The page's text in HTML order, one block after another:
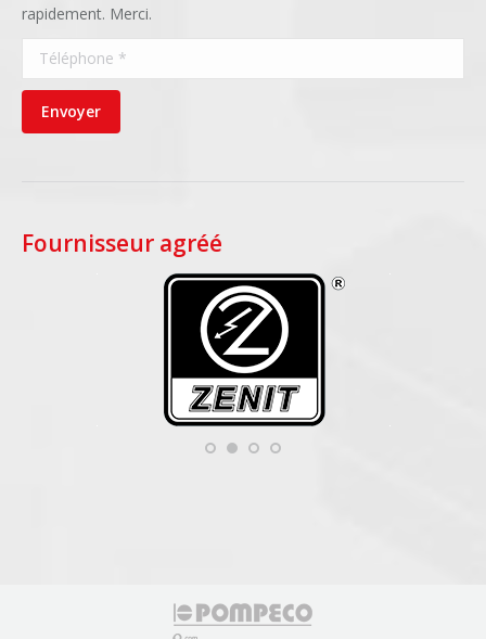
rapidement. Merci.
Téléphone *
Envoyer
Fournisseur agréé